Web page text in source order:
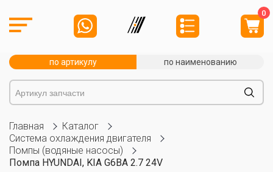
0
по артикулу по наименованию
Главная
Каталог
Система охлаждения двигателя
Помпы (водяные насосы)
Помпа HYUNDAI, KIA G6BA 2.7 24V